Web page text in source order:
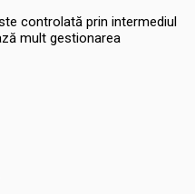
controlată prin intermediul
mult gestionarea